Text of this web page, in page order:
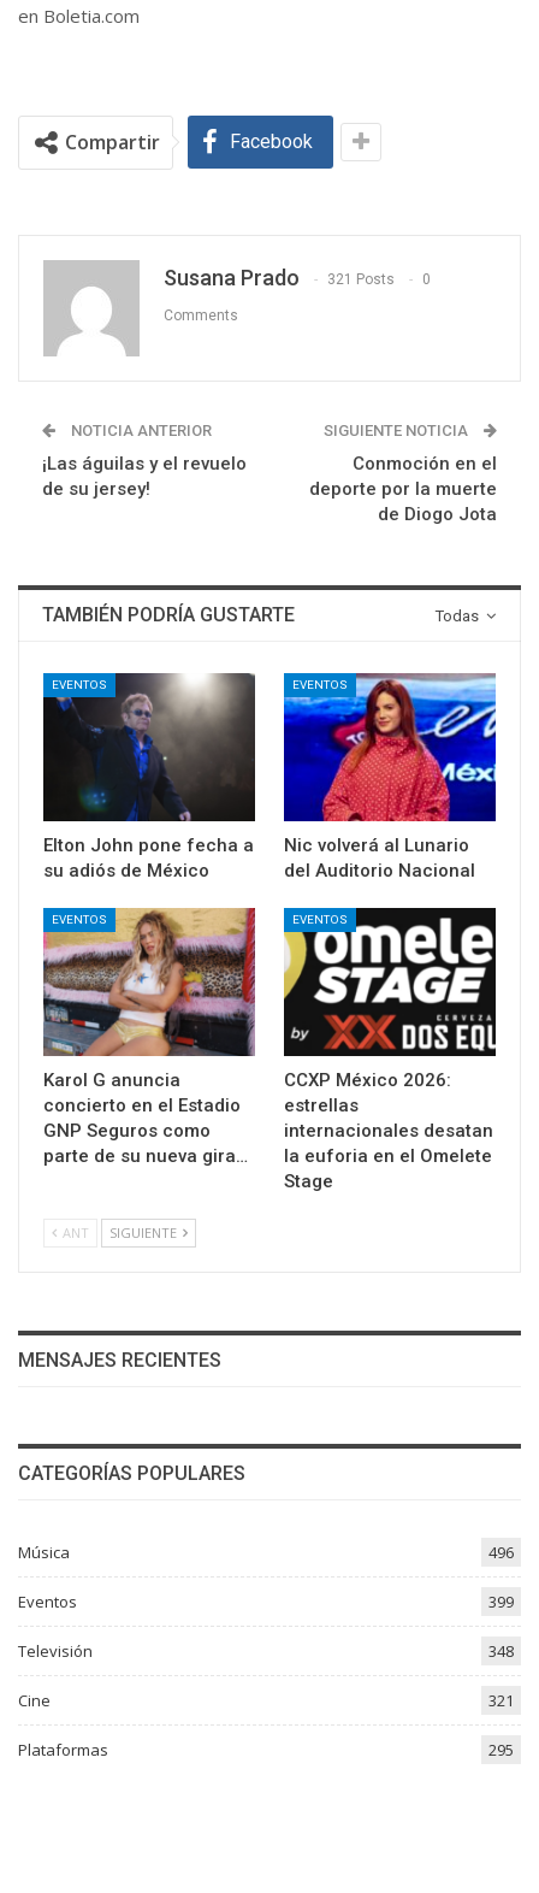
en Boletia.com
Compartir Facebook
Susana Prado 321 Posts 0
Comments
NOTICIA ANTERIOR
¡Las águilas y el revuelo
de su jersey!
SIGUIENTE NOTICIA
Conmoción en el
deporte por la muerte
de Diogo Jota
Todas
TAMBIÉN PODRÍA GUSTARTE
EVENTOS
Elton John pone fecha a
su adiós de México
EVENTOS
Nic volverá al Lunario
del Auditorio Nacional
EVENTOS
Karol G anuncia
concierto en el Estadio
GNP Seguros como
parte de su nueva gira…
EVENTOS
CCXP México 2026:
estrellas
internacionales desatan
la euforia en el Omelete
Stage
ANT SIGUIENTE
MENSAJES RECIENTES
CATEGORÍAS POPULARES
Música 496
Eventos 399
Televisión 348
Cine 321
Plataformas 295